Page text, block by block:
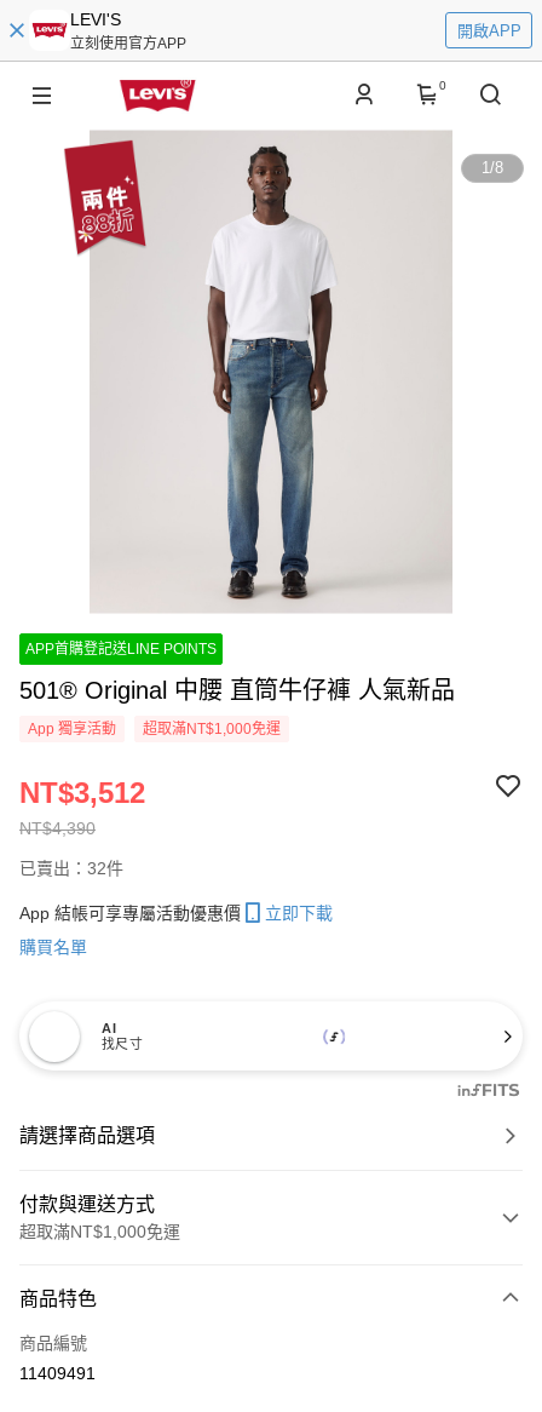
LEVI'S
立刻使用官方APP
開啟APP
0
1/8
APP首購登記送LINE POINTS
501® Original 中腰 直筒牛仔褲 人氣新品
App 獨享活動 超取滿NT$1,000免運
NT$4,390
NT$3,512
已賣出：32件
App 結帳可享專屬活動優惠價
立即下載
購買名單
AI
找尺寸
請選擇商品選項
付款與運送方式
超取滿NT$1,000免運
信用卡一次付款
信用卡分期付款
商品特色
商品編號
11409491